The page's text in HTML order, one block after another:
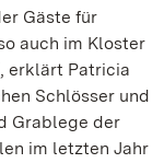
Gäste für
auch im Kloster
erklärt Patricia
Schlösser und
Grablege der
im letzten Jahr